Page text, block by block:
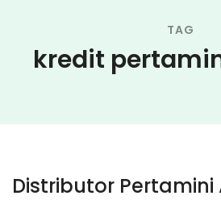
TAG
kredit
Distributor Pertamini